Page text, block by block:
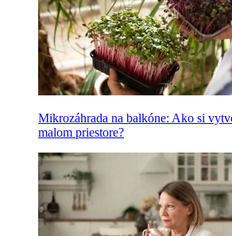
Mikrozáhrada na balkóne: Ako si
malom priestore?